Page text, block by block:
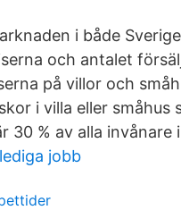
i både
och antalet
på villor och
i villa eller
30 % av alla
jobb